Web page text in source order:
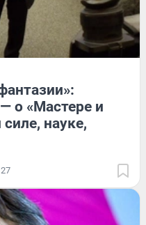
о «Мастере и
науке,
27